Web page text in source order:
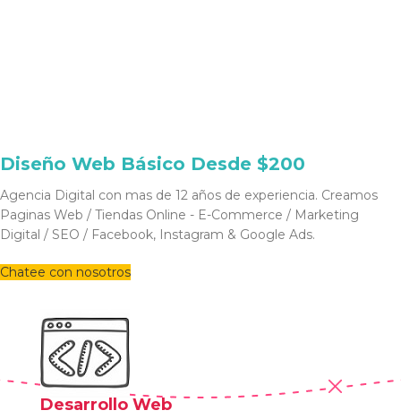
Diseño Web Básico Desde $200
Agencia Digital con mas de 12 años de experiencia. Creamos
Paginas Web / Tiendas Online - E-Commerce / Marketing
Digital / SEO / Facebook, Instagram & Google Ads.
Chatee con nosotros
Desarrollo Web